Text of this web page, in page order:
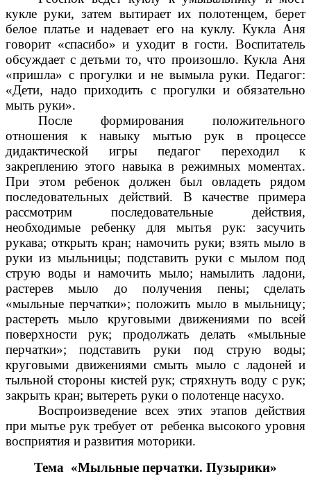
кукле руки, затем вытирает их полотенцем, берет
белое платье и надевает его на куклу. Кукла Аня
говорит «спасибо» и уходит в гости. Воспитатель
обсуждает с детьми то, что произошло. Кукла Аня
«пришла» с прогулки и не вымыла руки. Педагог:
«Дети, надо приходить с прогулки и обязательно
мыть руки».
После формирования положительного
отношения к навыку мытью рук в процессе
дидактической игры педагог переходил к
закреплению этого навыка в режимных моментах.
При этом ребенок должен был овладеть рядом
последовательных действий. В качестве примера
рассмотрим последовательные действия,
необходимые ребенку для мытья рук: засучить
рукава; открыть кран; намочить руки; взять мыло в
руки из мыльницы; подставить руки с мылом под
струю воды и намочить мыло; намылить ладони,
растерев мыло до получения пены; сделать
«мыльные перчатки»; положить мыло в мыльницу;
растереть мыло круговыми движениями по всей
поверхности рук; продолжать делать «мыльные
перчатки»; подставить руки под струю воды;
круговыми движениями смыть мыло с ладоней и
тыльной стороны кистей рук; стряхнуть воду с рук;
закрыть кран; вытереть руки о полотенце насухо.
Воспроизведение всех этих этапов действия
при мытье рук требует от ребенка высокого уровня
восприятия и развития моторики.
Тема «Мыльные перчатки. Пузырики»